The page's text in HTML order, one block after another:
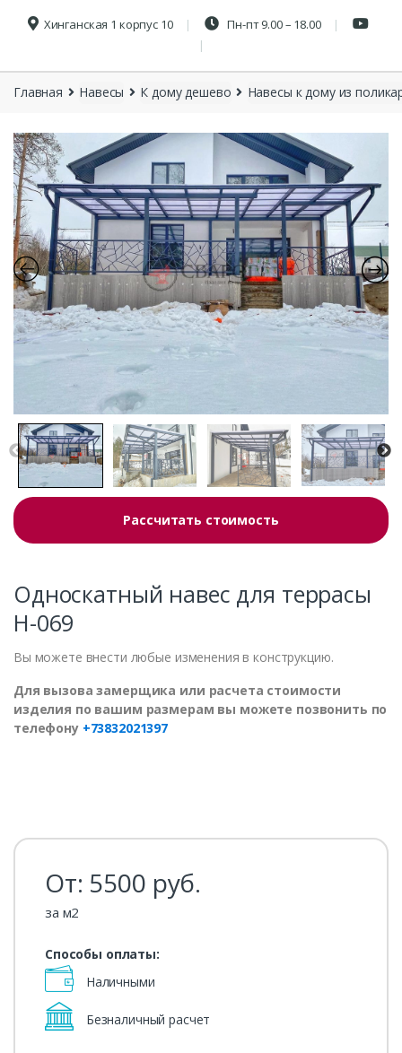
Хинганская 1 корпус 10 Пн-пт 9.00 – 18.00
Главная Навесы К дому дешево Навесы к дому из
Рассчитать стоимость
Односкатный навес для террасы
Н-069
Вы можете внести любые изменения в конструкцию.
Для вызова замерщика или расчета стоимости
изделия по вашим размерам вы можете позвонить по
телефону +73832021397
От: 5500 руб.
за м2
Способы оплаты:
Наличными
Безналичный расчет